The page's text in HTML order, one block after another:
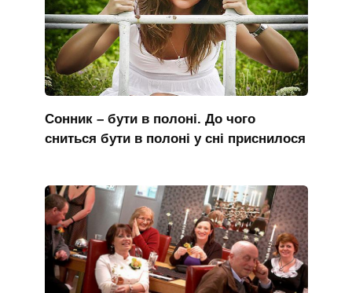
Сонник – бути в полоні. До чого
сниться бути в полоні у сні приснилося